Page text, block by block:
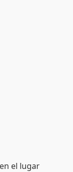
el lugar